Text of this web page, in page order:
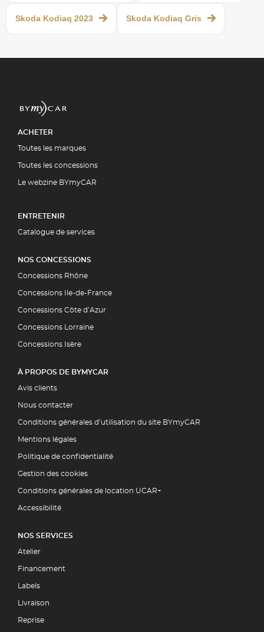
Skoda Kodiaq 2023 Skoda Kodiaq Gris
ACHETER
Toutes les marques
Toutes les concessions
Le webzine BYmyCAR
ENTRETENIR
Catalogue de services
NOS CONCESSIONS
Concessions Rhône
Concessions Ile-de-France
Concessions Côte d’Azur
Concessions Lorraine
Concessions Isère
À PROPOS DE BYMYCAR
Avis clients
Nous contacter
Conditions générales d’utilisation du site BYmyCAR
Mentions légales
Politique de confidentialité
Gestion des cookies
Conditions générales de location UCAR+
Accessibilité
NOS SERVICES
Atelier
Financement
Labels
Livraison
Reprise